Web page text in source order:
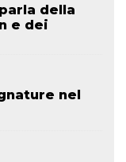
della
e dei
nel